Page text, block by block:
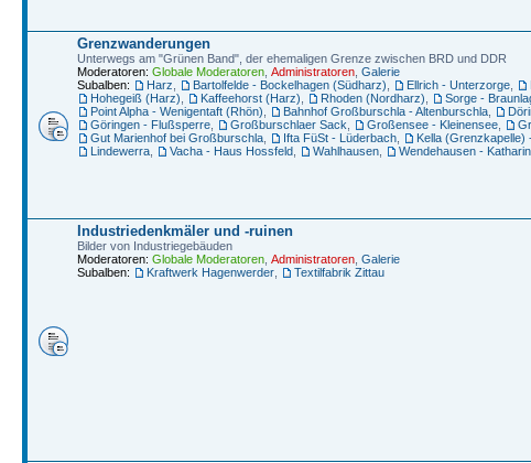
Grenzwanderungen
Unterwegs am "Grünen Band", der ehemaligen Grenze zwischen BRD und DDR
Moderatoren: Globale Moderatoren Administratoren Galerie
Subalben:
Harz Bartolfelde - Bockelhagen (Südharz) Ellrich - Unterzorge
Hohegeiß (Harz)
Kaffeehorst (Harz) Rhoden (Nordharz) Sorge -
Point Alpha - Wenigentaft (Rhön)
Bahnhof Großburschla - Altenburschla
Göringen - Flußsperre
Großburschlaer Sack Großensee - Kleinensee
Gut Marienhof bei Großburschla
Ifta FüSt - Lüderbach Kella (Grenzkapelle)
Lindewerra
Vacha - Haus Hossfeld Wahlhausen Wendehausen -
Industriedenkmäler und -ruinen
Bilder von Industriegebäuden
Moderatoren: Globale Moderatoren Administratoren Galerie
Subalben:
Kraftwerk Hagenwerder Textilfabrik Zittau